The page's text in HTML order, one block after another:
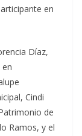
en
Díaz,
Cindi
de
Ramos, y el